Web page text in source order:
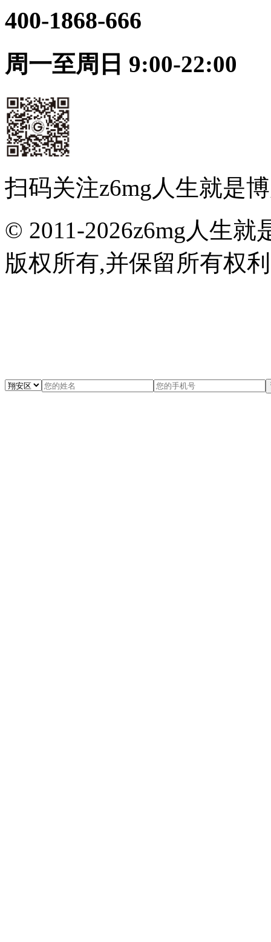
400-1868-666
周一至周日 9:00-22:00
扫码关注z6mg人生就是
© 2011-2026z6mg人生
版权所有,并保留所有权